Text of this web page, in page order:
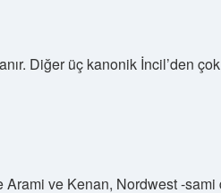
Diğer üç kanonik İncil’den
Arami ve Kenan, Nordwest -